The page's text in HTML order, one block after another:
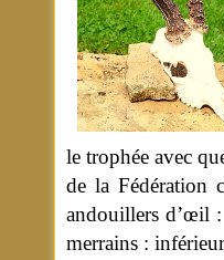
le trophée avec
de la Fédération
andouillers d’œil
merrains :